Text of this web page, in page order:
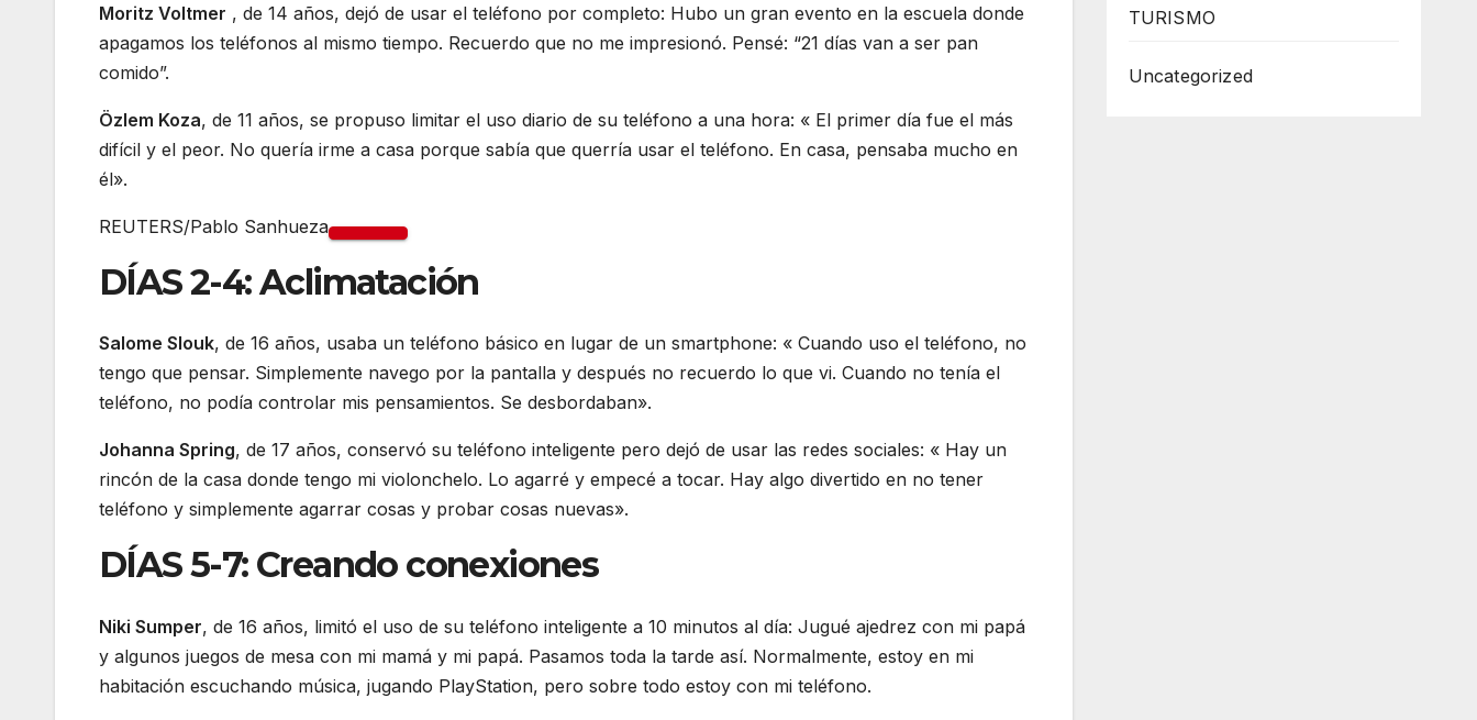
Moritz Voltmer , de 14 años, dejó de usar el teléfono por completo: Hubo un gran evento en la escuela donde
apagamos los teléfonos al mismo tiempo. Recuerdo que no me impresionó. Pensé: “21 días van a ser pan
comido”.
Özlem Koza, de 11 años, se propuso limitar el uso diario de su teléfono a una hora: « El primer día fue el más
difícil y el peor. No quería irme a casa porque sabía que querría usar el teléfono. En casa, pensaba mucho en
él».
REUTERS/Pablo Sanhueza
DÍAS 2-4: Aclimatación
Salome Slouk, de 16 años, usaba un teléfono básico en lugar de un smartphone: « Cuando uso el teléfono, no
tengo que pensar. Simplemente navego por la pantalla y después no recuerdo lo que vi. Cuando no tenía el
teléfono, no podía controlar mis pensamientos. Se desbordaban».
Johanna Spring, de 17 años, conservó su teléfono inteligente pero dejó de usar las redes sociales: « Hay un
rincón de la casa donde tengo mi violonchelo. Lo agarré y empecé a tocar. Hay algo divertido en no tener
teléfono y simplemente agarrar cosas y probar cosas nuevas».
DÍAS 5-7: Creando conexiones
Niki Sumper, de 16 años, limitó el uso de su teléfono inteligente a 10 minutos al día: Jugué ajedrez con mi papá
y algunos juegos de mesa con mi mamá y mi papá. Pasamos toda la tarde así. Normalmente, estoy en mi
habitación escuchando música, jugando PlayStation, pero sobre todo estoy con mi teléfono.
TURISMO
Uncategorized